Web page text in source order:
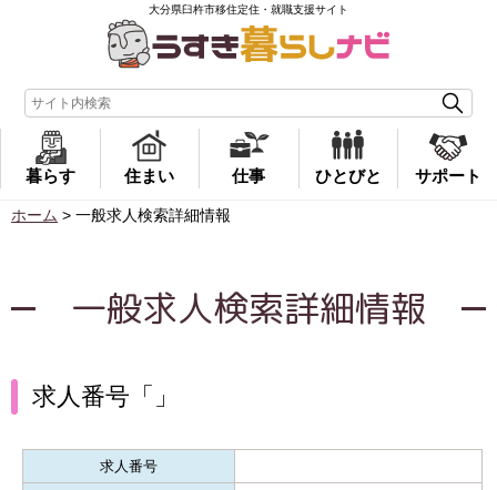
大分県臼杵市移住定住・就職支援サイト
暮らす 住まい 仕事 ひとびと サポート
ホーム > 一般求人検索詳細情報
一般求人検索詳細情報
求人番号「」
求人番号